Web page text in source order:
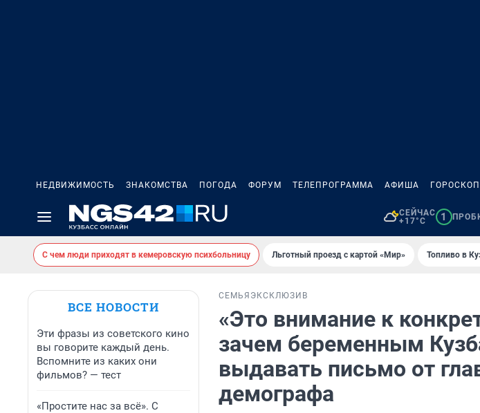
НЕДВИЖИМОСТЬ ЗНАКОМСТВА ПОГОДА ФОРУМ ТЕЛЕПРОГРАММА АФИША ГОРОСКОП
СЕЙЧАС
+17°C
1
С чем люди приходят в кемеровскую психбольницу Льготный проезд с картой «Мир» Топливо в
ВСЕ НОВОСТИ
Эти фразы из советского кино
вы говорите каждый день.
Вспомните из каких они
фильмов? — тест
«Простите нас за всё». С
СЕМЬЯ ЭКСКЛЮЗИВ
«Это внимание к
зачем беременным
выдавать письмо от
демографа